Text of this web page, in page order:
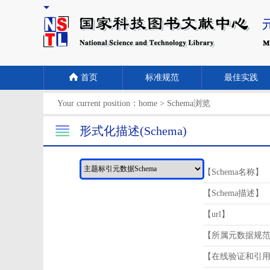
首页 标准规范 最佳实践
Your current position： home > Schema浏览
形式化描述(Schema)
【Schema名称】
【Schema描述】
【url】
【所属元数据规
【在线验证和引